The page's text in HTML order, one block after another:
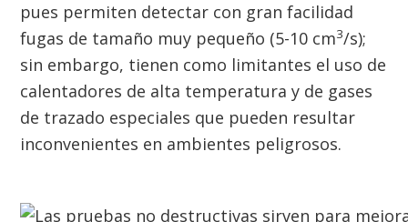
pues permiten detectar con gran facilidad
fugas de tamaño muy pequeño (5-10 cm3/s);
sin embargo, tienen como limitantes el uso de
calentadores de alta temperatura y de gases
de trazado especiales que pueden resultar
inconvenientes en ambientes peligrosos.